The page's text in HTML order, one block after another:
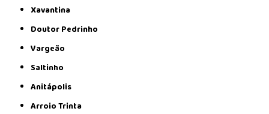
Xavantina
Doutor Pedrinho
Vargeão
Saltinho
Anitápolis
Arroio Trinta